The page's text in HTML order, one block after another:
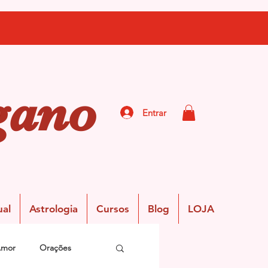
Entrar
Astrologia Cursos Blog LOJA
Orações